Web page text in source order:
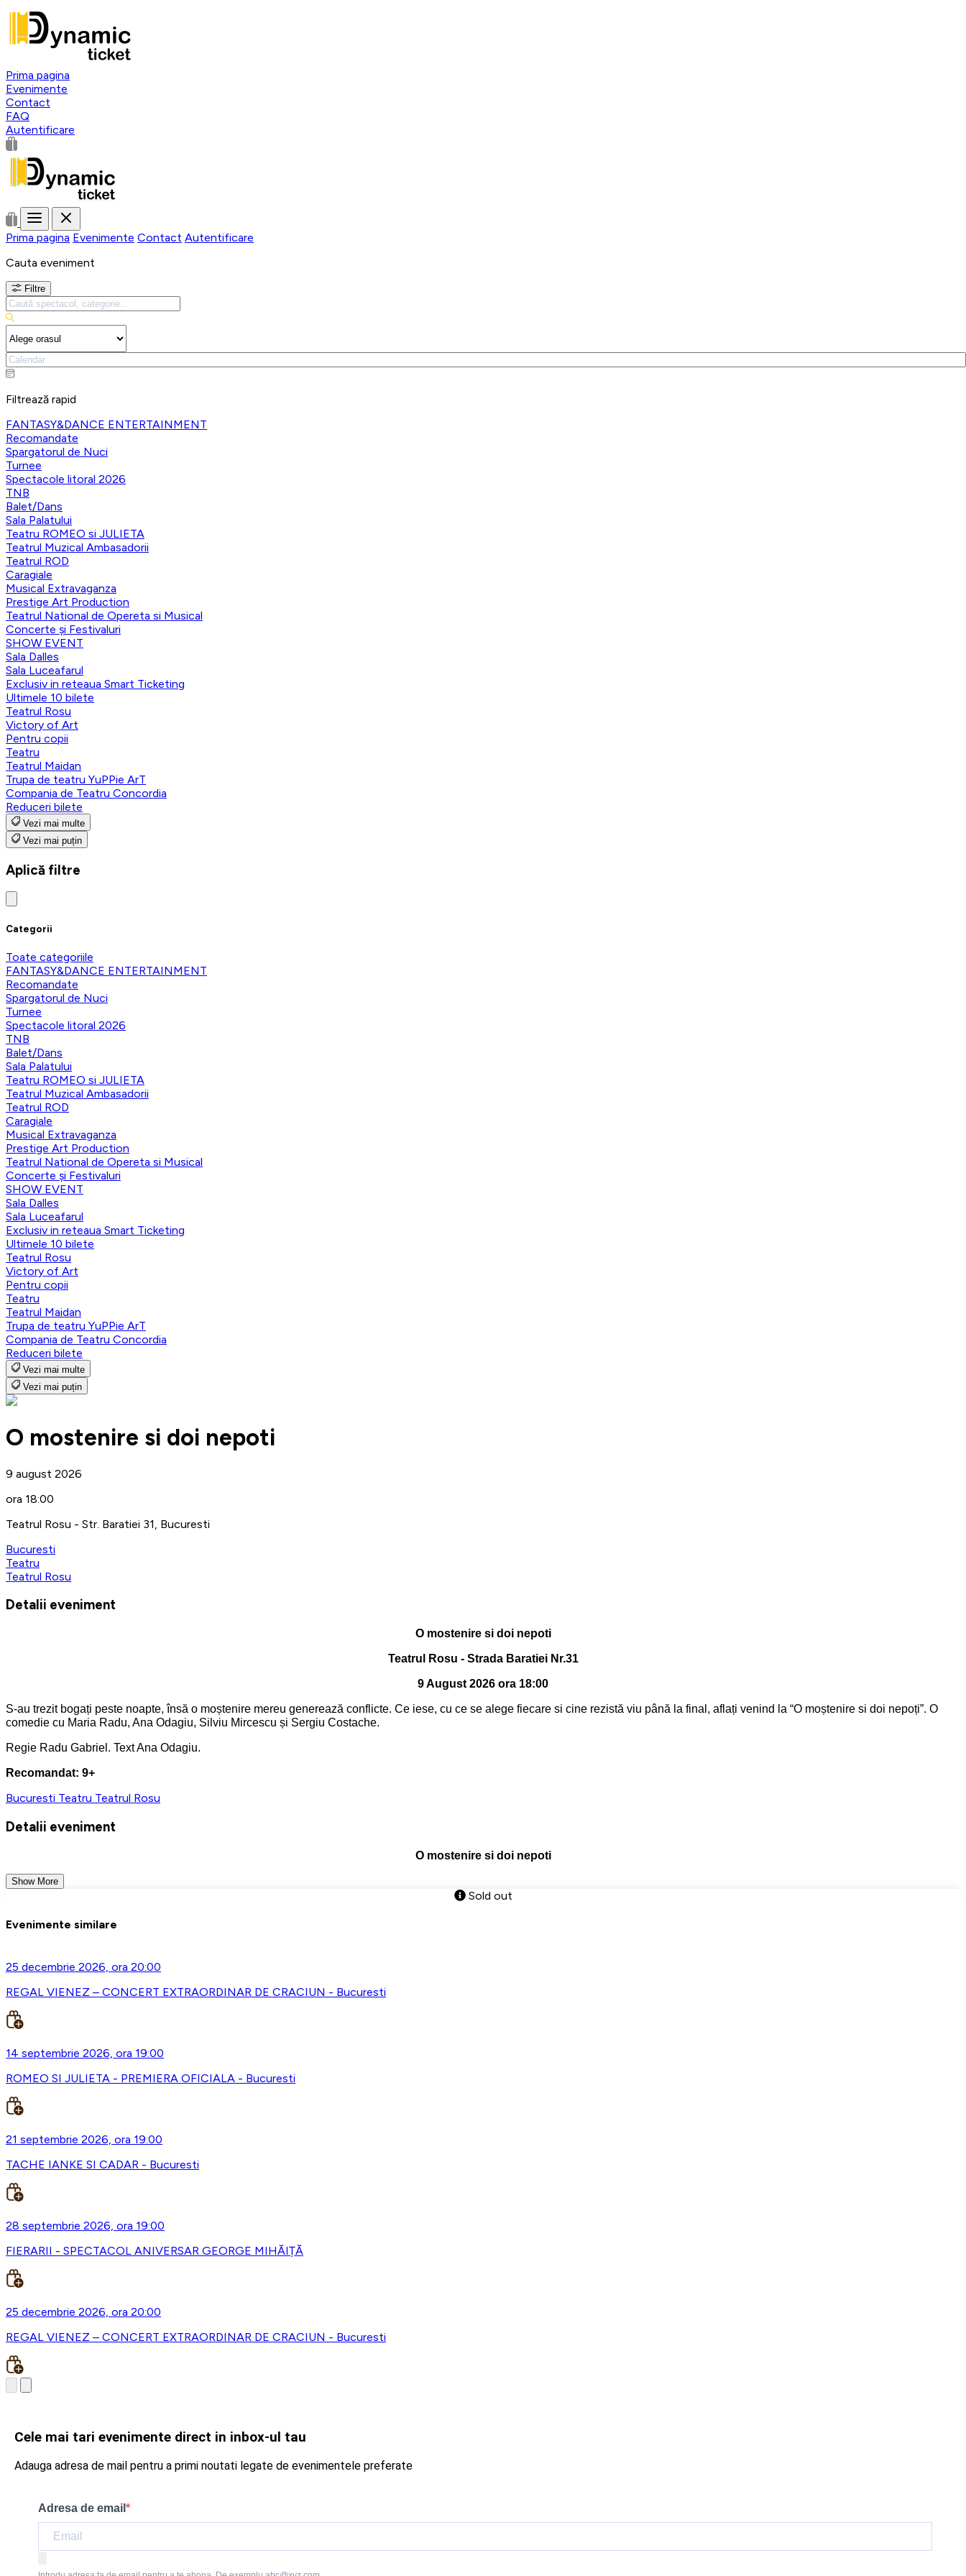
Prima pagina
Evenimente
Contact
FAQ
Autentificare
Prima pagina Evenimente Contact Autentificare
Cauta eveniment
Filtre
Filtrează rapid
FANTASY&DANCE ENTERTAINMENT
Recomandate
Spargatorul de Nuci
Turnee
Spectacole litoral 2026
TNB
Balet/Dans
Sala Palatului
Teatru ROMEO si JULIETA
Teatrul Muzical Ambasadorii
Teatrul ROD
Caragiale
Musical Extravaganza
Prestige Art Production
Teatrul National de Opereta si Musical
Concerte și Festivaluri
SHOW EVENT
Sala Dalles
Sala Luceafarul
Exclusiv in reteaua Smart Ticketing
Ultimele 10 bilete
Teatrul Rosu
Victory of Art
Pentru copii
Teatru
Teatrul Maidan
Trupa de teatru YuPPie ArT
Compania de Teatru Concordia
Reduceri bilete
Vezi mai multe
Vezi mai puțin
Aplică filtre
Categorii
Toate categoriile
FANTASY&DANCE ENTERTAINMENT
Recomandate
Spargatorul de Nuci
Turnee
Spectacole litoral 2026
TNB
Balet/Dans
Sala Palatului
Teatru ROMEO si JULIETA
Teatrul Muzical Ambasadorii
Teatrul ROD
Caragiale
Musical Extravaganza
Prestige Art Production
Teatrul National de Opereta si Musical
Concerte și Festivaluri
SHOW EVENT
Sala Dalles
Sala Luceafarul
Exclusiv in reteaua Smart Ticketing
Ultimele 10 bilete
Teatrul Rosu
Victory of Art
Pentru copii
Teatru
Teatrul Maidan
Trupa de teatru YuPPie ArT
Compania de Teatru Concordia
Reduceri bilete
Vezi mai multe
Vezi mai puțin
O mostenire si doi nepoti
9 august 2026
ora 18:00
Teatrul Rosu - Str. Baratiei 31, Bucuresti
Bucuresti
Teatru
Teatrul Rosu
Detalii eveniment
O mostenire si doi nepoti
Teatrul Rosu - Strada Baratiei Nr.31
9 August 2026 ora 18:00
S-au trezit bogați peste noapte, însă o moștenire mereu generează conflicte. Ce iese, cu ce se alege fiecare si cine rezistă viu până la final, aflați venind la “O moștenire si doi nepoți”. O
comedie cu Maria Radu, Ana Odagiu, Silviu Mircescu și Sergiu Costache.
Regie Radu Gabriel. Text Ana Odagiu.
Recomandat: 9+
Bucuresti Teatru Teatrul Rosu
Detalii eveniment
O mostenire si doi nepoti
Show More
Sold out
Evenimente similare
25 decembrie 2026, ora 20:00
REGAL VIENEZ – CONCERT EXTRAORDINAR DE CRACIUN - Bucuresti
14 septembrie 2026, ora 19:00
ROMEO SI JULIETA - PREMIERA OFICIALA - Bucuresti
21 septembrie 2026, ora 19:00
TACHE IANKE SI CADAR - Bucuresti
28 septembrie 2026, ora 19:00
FIERARII - SPECTACOL ANIVERSAR GEORGE MIHĂIȚĂ
25 decembrie 2026, ora 20:00
REGAL VIENEZ – CONCERT EXTRAORDINAR DE CRACIUN - Bucuresti
Cele mai tari evenimente direct in inbox-ul tau
Adauga adresa de mail pentru a primi noutati legate de evenimentele preferate
Adresa de email